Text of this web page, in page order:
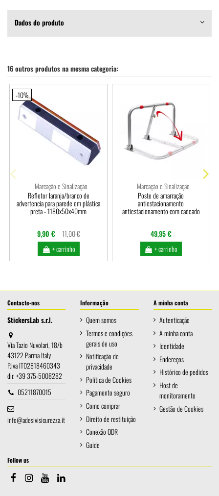
Dados do produto
16 outros produtos na mesma categoria:
-10%
Marcação e Sinalização
Refletor laranja/branco de
advertencia para parede em plástica
preta - 1180x50x40mm
9,90 €
11,00 €
+ carrinho
Marcação e Sinalização
Poste de amarração
antiestacionamento
antiestacionamento com cadeado
49,95 €
+ carrinho
Contacte-nos
StickersLab s.r.l.
Via Tazio Nuvolari, 18/b
43122 Parma Italy
P.iva IT02818460343
dir. +39 375-5008282
05211870015
info@adesivisicurezza.it
Informação
Quem somos
Termos e condições
gerais de uso
Notificação de
privacidade
Política de Cookies
Pagamento seguro
Como comprar
Direito de restituição
Conexão ODR
Guide
A minha conta
Autenticação
A minha conta
Identidade
Endereços
Histórico de pedidos
Host de
monitoramento
Gestão de Cookies
Follow us